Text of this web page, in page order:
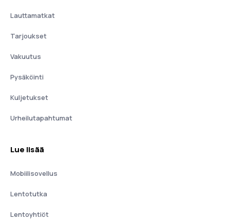
Lauttamatkat
Tarjoukset
Vakuutus
Pysäköinti
Kuljetukset
Urheilutapahtumat
Lue lisää
Mobiilisovellus
Lentotutka
Lentoyhtiöt